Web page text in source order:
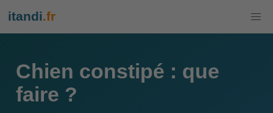
itandi.fr
Chien constipé : que
faire ?